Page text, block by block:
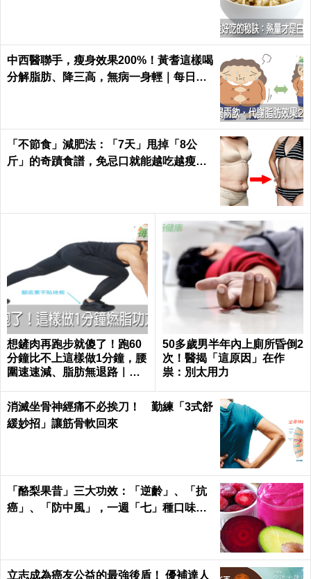
中西醫聯手，瘦身效果200%！黃耆這樣喝
分解脂肪、降三高，無病一身輕｜每日健
「不節食」減肥法：「7天」甩掉「8公
斤」的奇蹟食譜，免忌口就能越吃越瘦｜
想鏟肉再跑步就傻了！跑60
分鐘比不上這樣做1分鐘，腰
圍速速減、脂肪無退路｜每
50多歲男半年內上廁所昏倒2
次！醫揭「這原因」在作
祟：別太用力
消滅坐骨神經痛不必挨刀！ 勤練「3式舒
緩妙招」讓筋骨軟回來
「酪梨果昔」三大功效：「逆齡」、「抗
癌」、「防中風」，一週「七」種口味，
立志成為癌友公益的最強後盾！ 優補達人